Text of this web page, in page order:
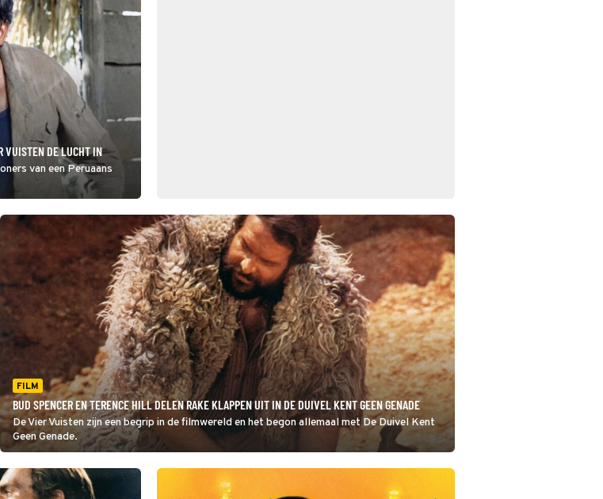
VUISTEN DE LUCHT IN
van een Peruaans
FILM
BUD SPENCER EN TERENCE HILL DELEN RAKE KLAPPEN UIT IN DE DUIVEL KENT GEEN GENADE
De Vier Vuisten zijn een begrip in de filmwereld en het begon allemaal met De Duivel Kent
Geen Genade.